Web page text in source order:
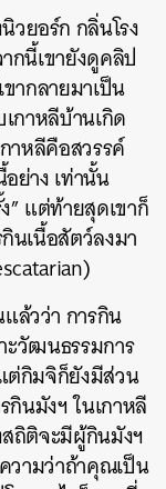
วยอร์ก กลิ่นโรง
กนี้เขายังดูคลิป
ากลายมาเป็น
กาหลีบ้านเกิด
าหลีคือสวรรค์
ย่าง เท่านั้น
แต่ท้ายสุดเขาก็
นเนื้อสัตว์ลงมา
แล้วว่าการกิน
ะวัฒนธรรมการ
ต่กิมจิก็ยังมีส่วน
กินมังฯในเกาหลี
ถิติจะมีผู้กินมังฯ
วามว่าถ้าคุณเป็น